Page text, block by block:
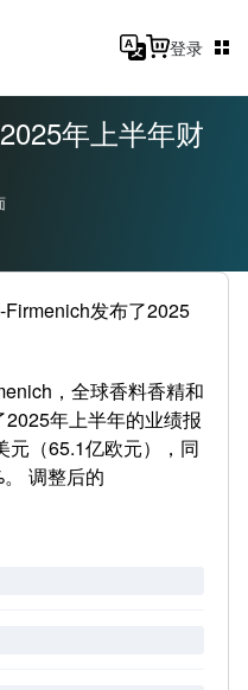
登录
年上半年财
发布了2025
，全球香料香精和
年上半年的业绩报
元（65.1亿欧元），同
调整后的